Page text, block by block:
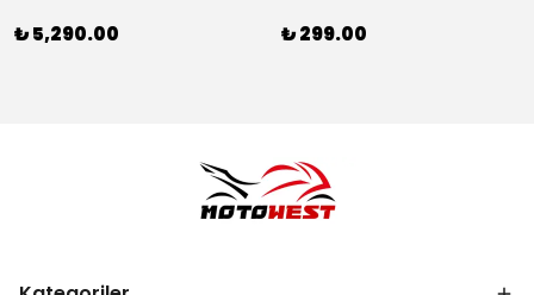
₺ 5,290.00 ₺ 299.00